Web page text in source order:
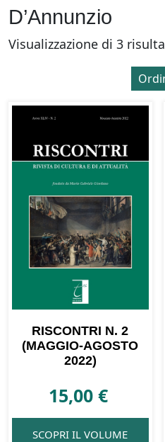
D’Annunzio
Visualizzazione di 3
RISCONTRI N. 2
(MAGGIO-AGOSTO
2022)
15,00€
SCOPRI IL VOLUME